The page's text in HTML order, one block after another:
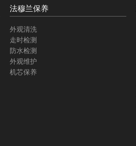
法穆兰保养
外观清洗
走时检测
防水检测
外观维护
机芯保养